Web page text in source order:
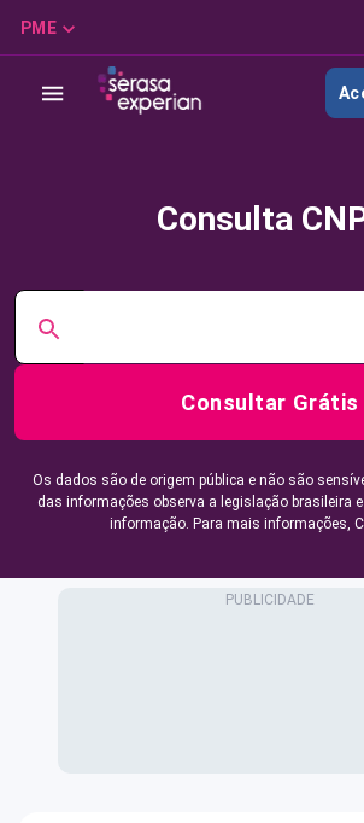
PME
Consulta
Consultar Grátis
Os dados são de origem pública e não são
das informações observa a legislação brasileira
informação. Para mais informações,